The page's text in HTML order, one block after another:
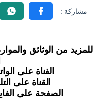
للمزيد من الوثائق
القناة على
القناة على
الصفحة على